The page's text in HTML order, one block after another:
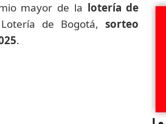
mayor de la lotería de
de Bogotá,sorteo
.